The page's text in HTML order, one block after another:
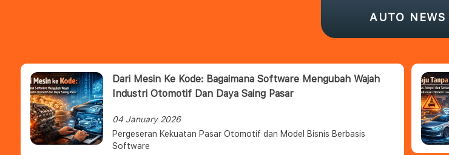
AUTO NEWS
Dari Mesin Ke Kode: Bagaimana Software Mengubah Wajah
Industri Otomotif Dan Daya Saing Pasar
04 January 2026
Pergeseran Kekuatan Pasar Otomotif dan Model Bisnis Berbasis
Software